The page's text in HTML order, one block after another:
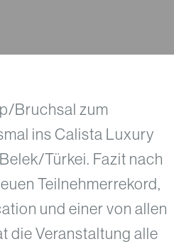
Bruchsal zum
ins Calista Luxury
Türkei. Fazit nach
Teilnehmerrekord,
und einer von allen
die Veranstaltung alle